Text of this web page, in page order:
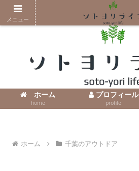
コンテンツへスキップ
ホーム
home
プロフィール
profile
ホーム 千葉のアウトドア
メニュー